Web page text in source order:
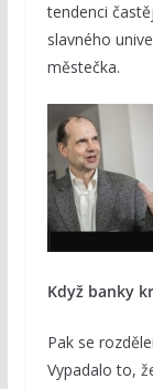
tendenci
slavného
městečka.
Když banky
Pak se
Vypadalo to,